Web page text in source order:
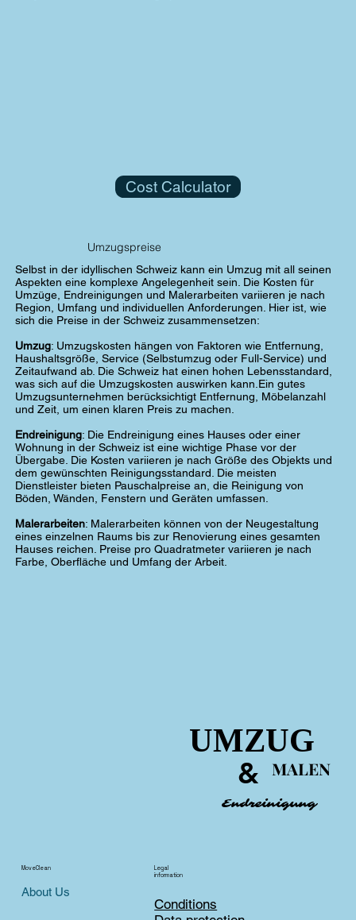
Cost Calculator
Selbst in der idyllischen Schweiz kann ein Umzug mit all seinen
Aspekten eine komplexe Angelegenheit sein. Die Kosten für
Umzüge, Endreinigungen und Malerarbeiten variieren je nach
Region, Umfang und individuellen Anforderungen. Hier ist, wie
sich die Preise in der Schweiz zusammensetzen:
Umzug: Umzugskosten hängen von Faktoren wie Entfernung,
Haushaltsgröße, Service (Selbstumzug oder Full-Service) und
Zeitaufwand ab. Die Schweiz hat einen hohen Lebensstandard,
was sich auf die Umzugskosten auswirken kann.Ein gutes
Umzugsunternehmen berücksichtigt Entfernung, Möbelanzahl
und Zeit, um einen klaren Preis zu machen.
Endreinigung: Die Endreinigung eines Hauses oder einer
Wohnung in der Schweiz ist eine wichtige Phase vor der
Übergabe. Die Kosten variieren je nach Größe des Objekts und
dem gewünschten Reinigungsstandard. Die meisten
Dienstleister bieten Pauschalpreise an, die Reinigung von
Böden, Wänden, Fenstern und Geräten umfassen.
Malerarbeiten: Malerarbeiten können von der Neugestaltung
eines einzelnen Raums bis zur Renovierung eines gesamten
Hauses reichen. Preise pro Quadratmeter variieren je nach
Farbe, Oberfläche und Umfang der Arbeit.
MALEN
MALEN
&
&
UMZUG
UMZUG
Endreinigung
Endreinigung
Umzugspreise
About Us
MoveClean
Legal
information
Conditions